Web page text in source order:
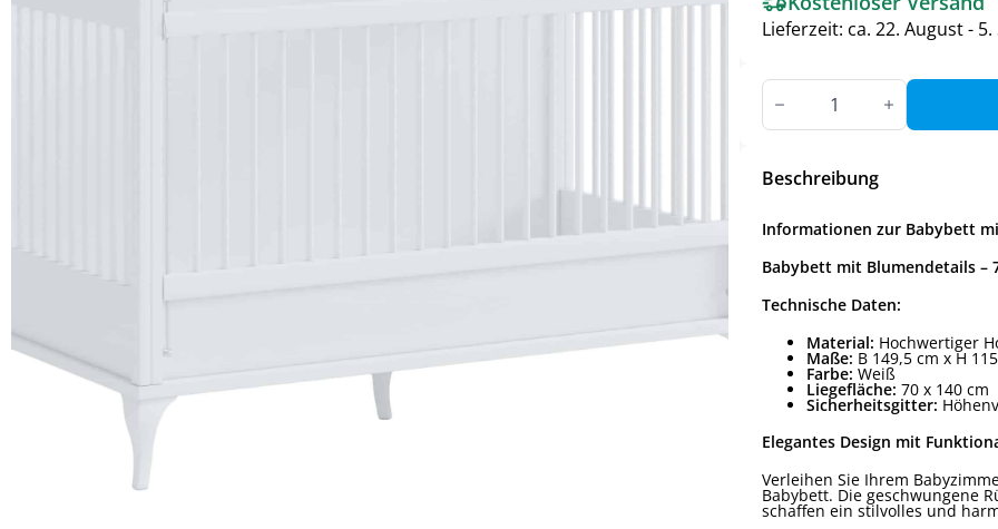
Lieferzeit: ca. 22. August -
Babybett
mit
Blumendetails
cm
Beschreibung
Informationen zur Babybett
Babybett mit Blumendetails –
Technische Daten:
Material: Hochwertiger
Maße: B 149,5 cm x H
Farbe: Weiß
Liegefläche: 70 x 140 cm
Sicherheitsgitter:
Elegantes Design mit
Verleihen Sie Ihrem
Babybett. Die geschwungene
schaffen ein stilvolles und